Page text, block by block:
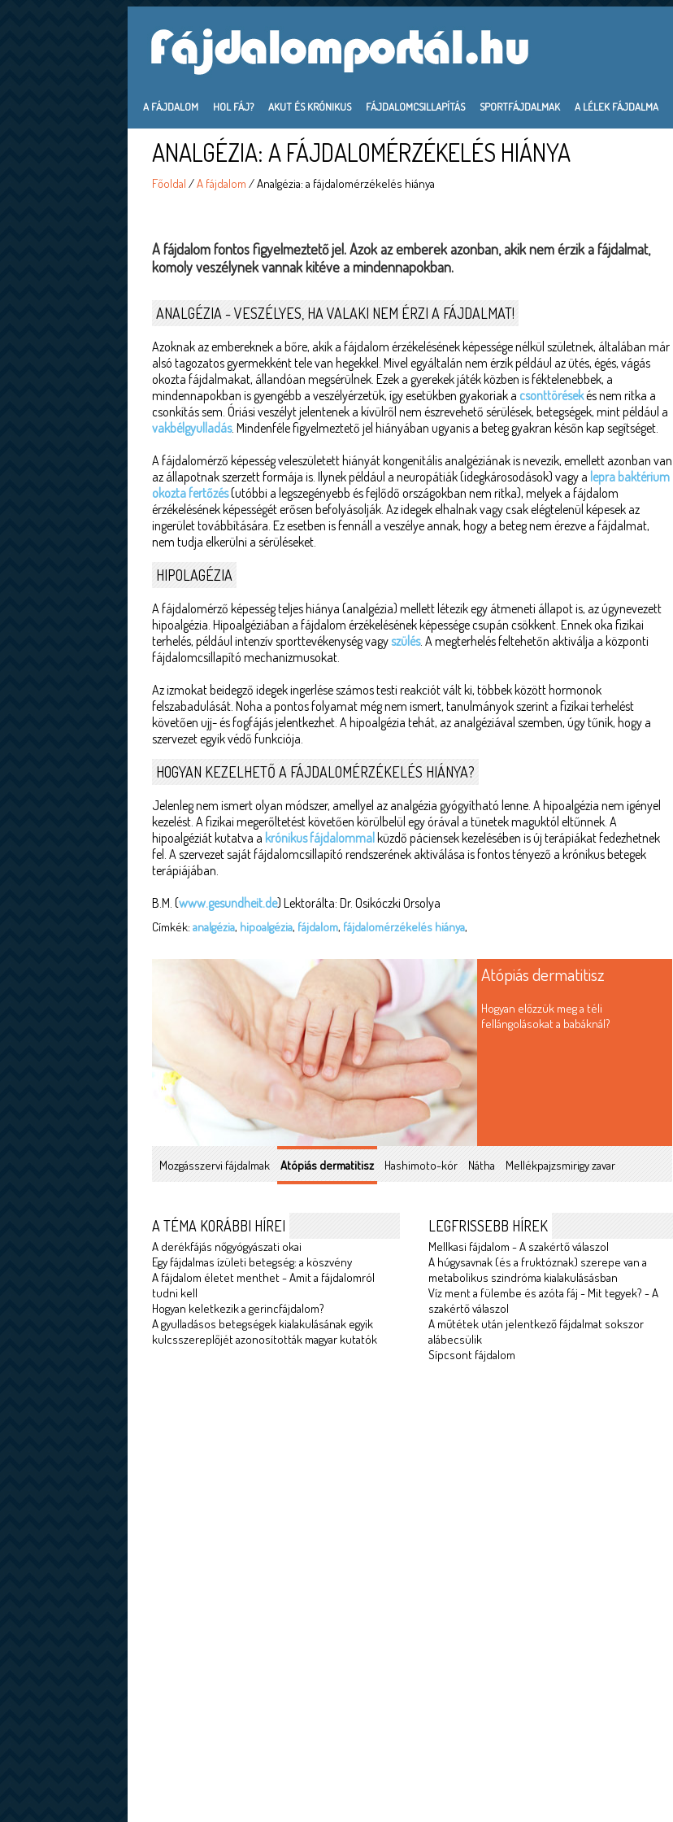
A FÁJDALOM HOL FÁJ? AKUT ÉS KRÓNIKUS FÁJDALOMCSILLAPÍTÁS SPORTFÁJDALMAK A LÉLEK FÁJDALMA
ANALGÉZIA: A FÁJDALOMÉRZÉKELÉS HIÁNYA
Főoldal /A fájdalom / Analgézia: a fájdalomérzékelés hiánya
A fájdalom fontos figyelmeztető jel. Azok az emberek azonban, akik nem érzik a fájdalmat,
komoly veszélynek vannak kitéve a mindennapokban.
ANALGÉZIA - VESZÉLYES, HA VALAKI NEM ÉRZI A FÁJDALMAT!
Azoknak az embereknek a bőre, akik a fájdalom érzékelésének képessége nélkül születnek, általában már
alsó tagozatos gyermekként tele van hegekkel. Mivel egyáltalán nem érzik például az ütés, égés, vágás
okozta fájdalmakat, állandóan megsérülnek. Ezek a gyerekek játék közben is féktelenebbek, a
mindennapokban is gyengébb a veszélyérzetük, így esetükben gyakoriak a csonttörésekés nem ritka a
csonkítás sem. Óriási veszélyt jelentenek a kívülről nem észrevehető sérülések, betegségek, mint például a
vakbélgyulladás. Mindenféle figyelmeztető jel hiányában ugyanis a beteg gyakran későn kap segítséget.
A fájdalomérző képesség veleszületett hiányát kongenitális analgéziának is nevezik, emellett azonban van
az állapotnak szerzett formája is. Ilynek például a neuropátiák (idegkárosodások) vagy a lepra baktérium
okozta fertőzés(utóbbi a legszegényebb és fejlődő országokban nem ritka), melyek a fájdalom
érzékelésének képességét erősen befolyásolják. Az idegek elhalnak vagy csak elégtelenül képesek az
ingerület továbbítására. Ez esetben is fennáll a veszélye annak, hogy a beteg nem érezve a fájdalmat,
nem tudja elkerülni a sérüléseket.
HIPOLAGÉZIA
A fájdalomérző képesség teljes hiánya (analgézia) mellett létezik egy átmeneti állapot is, az úgynevezett
hipoalgézia. Hipoalgéziában a fájdalom érzékelésének képessége csupán csökkent. Ennek oka fizikai
terhelés, például intenzív sporttevékenység vagyszülés. A megterhelés feltehetőn aktiválja a központi
fájdalomcsillapító mechanizmusokat.
Az izmokat beidegző idegek ingerlése számos testi reakciót vált ki, többek között hormonok
felszabadulását. Noha a pontos folyamat még nem ismert, tanulmányok szerint a fizikai terhelést
követően ujj- és fogfájás jelentkezhet. A hipoalgézia tehát, az analgéziával szemben, úgy tűnik, hogy a
szervezet egyik védő funkciója.
HOGYAN KEZELHETŐ A FÁJDALOMÉRZÉKELÉS HIÁNYA?
Jelenleg nem ismert olyan módszer, amellyel az analgézia gyógyítható lenne. A hipoalgézia nem igényel
kezelést. A fizikai megerőltetést követően körülbelül egy órával a tünetek maguktól eltűnnek. A
hipoalgéziát kutatva a krónikus fájdalommal küzdő páciensek kezelésében is új terápiákat fedezhetnek
fel. A szervezet saját fájdalomcsillapító rendszerének aktiválása is fontos tényező a krónikus betegek
terápiájában.
B.M. (www.gesundheit.de) Lektorálta: Dr. Osikóczki Orsolya
Címkék: analgézia, hipoalgézia, fájdalom, fájdalomérzékelés hiánya,
Atópiás dermatitisz
Hogyan előzzük meg a téli
fellángolásokat a babáknál?
Mozgásszervi fájdalmak Atópiás dermatitisz Hashimoto-kór Nátha Mellékpajzsmirigy zavar
A TÉMA KORÁBBI HÍREI
A derékfájás nőgyógyászati okai
Egy fájdalmas ízületi betegség: a köszvény
A fájdalom életet menthet - Amit a fájdalomról
tudni kell
Hogyan keletkezik a gerincfájdalom?
A gyulladásos betegségek kialakulásának egyik
kulcsszereplőjét azonosították magyar kutatók
LEGFRISSEBB HÍREK
Mellkasi fájdalom - A szakértő válaszol
A húgysavnak (és a fruktóznak) szerepe van a
metabolikus szindróma kialakulásásban
Víz ment a fülembe és azóta fáj - Mit tegyek? - A
szakértő válaszol
A műtétek után jelentkező fájdalmat sokszor
alábecsülik
Sípcsont fájdalom